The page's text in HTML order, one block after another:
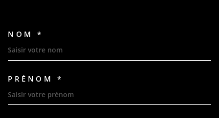
NOM *
PRÉNOM *